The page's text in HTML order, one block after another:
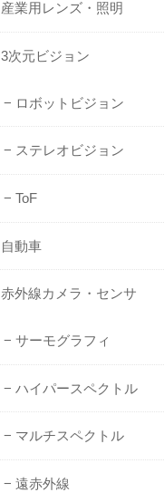
産業用レンズ・照明
3次元ビジョン
ロボットビジョン
ステレオビジョン
ToF
自動車
赤外線カメラ・センサ
サーモグラフィ
ハイパースペクトル
マルチスペクトル
遠赤外線